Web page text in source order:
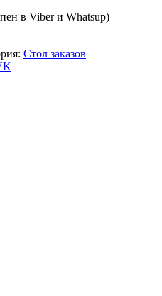
в Viber и Whatsup)
Стол заказов